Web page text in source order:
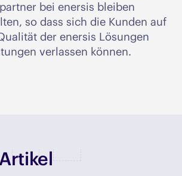
bei enersis bleiben
so dass sich die Kunden auf
der enersis Lösungen
verlassen können.